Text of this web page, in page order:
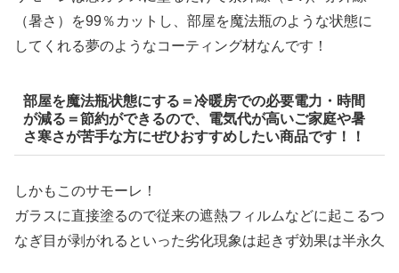
（暑さ）を99％カットし、部屋を魔法瓶のような状態に
してくれる夢のようなコーティング材なんです！
部屋を魔法瓶状態にする＝冷暖房での必要電力・時間
が減る＝節約ができるので、電気代が高いご家庭や暑
さ寒さが苦手な方にぜひおすすめしたい商品です！！
しかもこのサモーレ！
ガラスに直接塗るので従来の遮熱フィルムなどに起こるつ
なぎ目が剥がれるといった劣化現象は起きず効果は半永久